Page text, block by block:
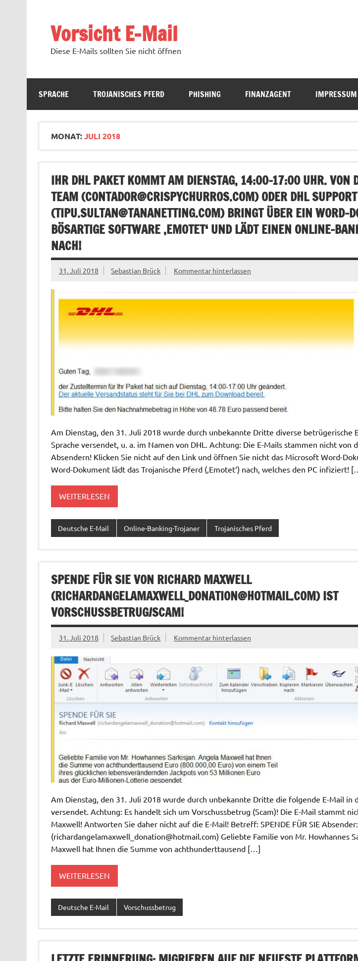
Vorsicht E-Mail
Diese E-Mails sollten Sie nicht öffnen
SPRACHE TROJANISCHES PFERD PHISHING FINANZAGENT IMPRESSUM
MONAT:JULI 2018
IHR DHL PAKET KOMMT AM DIENSTAG, 14:00-17:00 UHR. VON
TEAM (CONTADOR@CRISPYCHURROS.COM) ODER DHL SUPPORT
(TIPU.SULTAN@TANANETTING.COM) BRINGT ÜBER EIN WORD-
BÖSARTIGE SOFTWARE ‚EMOTET‘ UND LÄDT EINEN ONLINE-
NACH!
31. Juli 2018 Sebastian Brück Kommentar hinterlassen
Am Dienstag, den 31. Juli 2018 wurde durch unbekannte Dritte diverse betrügerische
Sprache versendet, u. a. im Namen von DHL. Achtung: Die E-Mails stammen nicht von
Absendern! Klicken Sie nicht auf den Link und öffnen Sie nicht das Microsoft Word-
Word-Dokument lädt das Trojanische Pferd (‚Emotet‘) nach, welches den PC infiziert!
WEITERLESEN
Deutsche E-Mail Online-Banking-Trojaner Trojanisches Pferd
SPENDE FÜR SIE VON RICHARD MAXWELL
(RICHARDANGELAMAXWELL_DONATION@HOTMAIL.COM) IST
VORSCHUSSBETRUG/SCAM!
31. Juli 2018 Sebastian Brück Kommentar hinterlassen
Am Dienstag, den 31. Juli 2018 wurde durch unbekannte Dritte die folgende E-Mail in
versendet. Achtung: Es handelt sich um Vorschussbetrug (Scam)! Die E-Mail stammt
Maxwell! Antworten Sie daher nicht auf die E-Mail! Betreff: SPENDE FÜR SIE
(richardangelamaxwell_donation@hotmail.com) Geliebte Familie von Mr. Howhannes
Maxwell hat Ihnen die Summe von achthunderttausend […]
WEITERLESEN
Deutsche E-Mail Vorschussbetrug